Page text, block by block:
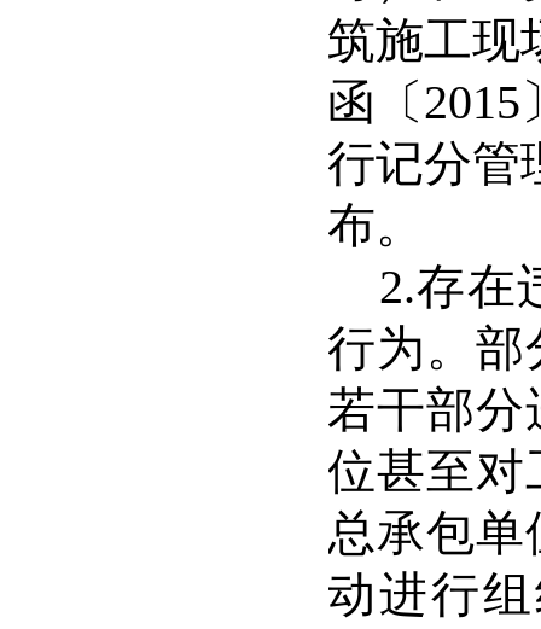
筑施工现
函〔 2015
行记分管
布。
2.存在
行为。部
若干部分
位甚至对
总承包单
动进行